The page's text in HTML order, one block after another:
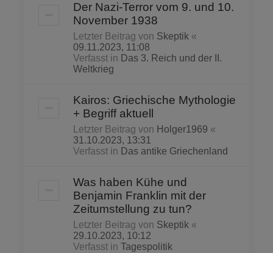
Der Nazi-Terror vom 9. und 10.
November 1938
Letzter Beitrag von Skeptik «
09.11.2023, 11:08
Verfasst in Das 3. Reich und der II.
Weltkrieg
Kairos: Griechische Mythologie
+ Begriff aktuell
Letzter Beitrag von Holger1969 «
31.10.2023, 13:31
Verfasst in Das antike Griechenland
Was haben Kühe und
Benjamin Franklin mit der
Zeitumstellung zu tun?
Letzter Beitrag von Skeptik «
29.10.2023, 10:12
Verfasst in Tagespolitik